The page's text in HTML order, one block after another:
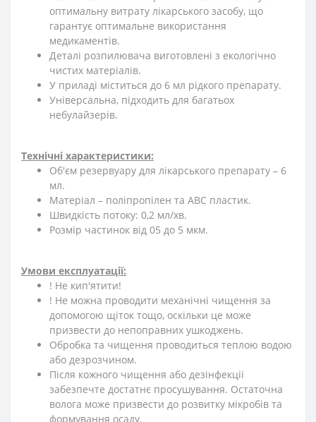
оптимальну витрату лікарського засобу, що
гарантує оптимальне використання
медикаментів.
Деталі розпилювача виготовлені з екологічно
чистих матеріалів.
У приладі міститься до 6 мл рідкого препарату.
Універсальна, підходить для багатьох
небулайзерів.
Технічні характеристики:
Об'єм резервуару для лікарського препарату – 6
мл.
Матеріал – поліпропілен та АВС пластик.
Швидкість потоку: 0,2 мл/хв.
Розмір частинок від 05 до 5 мкм.
Умови експлуатації:
! Не кип'ятити!
! Не можна проводити механічні чищення за
допомогою щіток тощо, оскільки це може
призвести до непоправних ушкоджень.
Обробка та чищення проводиться теплою водою
або дезрозчином.
Після кожного чищення або дезінфекції
забезпечте достатнє просушування. Остаточна
волога може призвести до розвитку мікробів та
формування осаду.